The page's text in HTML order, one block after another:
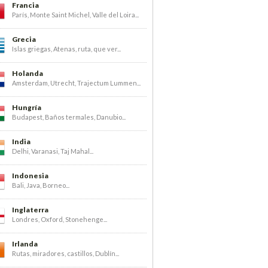
Francia
París, Monte Saint Michel, Valle del Loira...
Grecia
Islas griegas, Atenas, ruta, que ver...
Holanda
Amsterdam, Utrecht, Trajectum Lummen...
Hungría
Budapest, Baños termales, Danubio...
India
Delhi, Varanasi, Taj Mahal...
Indonesia
Bali, Java, Borneo...
Inglaterra
Londres, Oxford, Stonehenge...
Irlanda
Rutas, miradores, castillos, Dublín...